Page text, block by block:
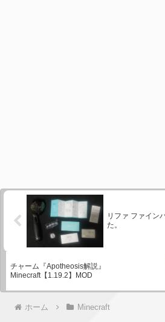
リファ ファイン
た。
チャーム『Apotheosis解説』
Minecraft【1.19.2】MOD
ホーム Minecraft